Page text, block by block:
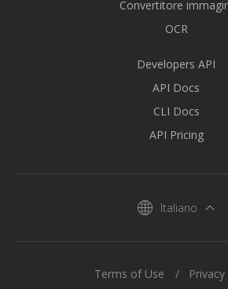
Convertitore
OCR
Developers API
API Docs
CLI Docs
API Pricing
Italiano
Terms of Use